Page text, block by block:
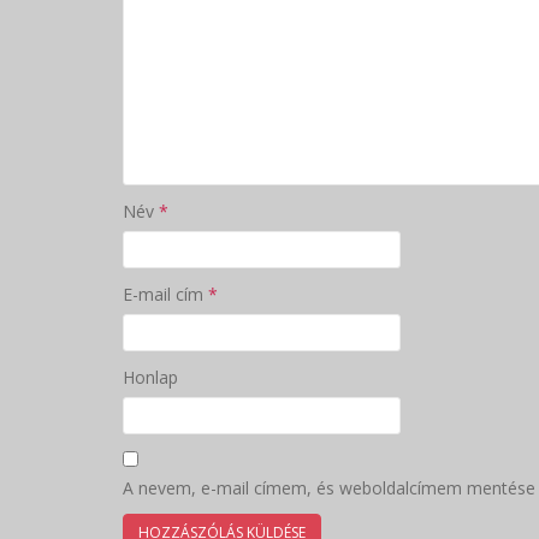
Név *
E-mail cím *
Honlap
A nevem, e-mail címem, és weboldalcímem